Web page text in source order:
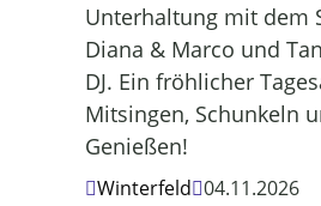
Unterhaltung mit dem
Diana & Marco und
DJ. Ein fröhlicher
Mitsingen, Schunkeln
Genießen!
Winterfeld 04.11.2026